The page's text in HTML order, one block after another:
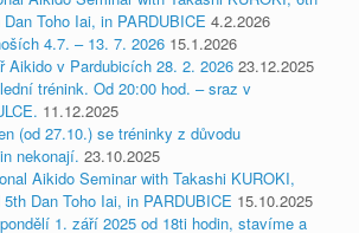
Toho Iai, in PARDUBICE 4.2.2026
4.7. – 13. 7. 2026 15.1.2026
Aikido v Pardubicích 28. 2. 2026 23.12.2025
trénink. Od 20:00 hod. – sraz v
11.12.2025
(od 27.10.) se tréninky z důvodu
nekonají. 23.10.2025
Aikido Seminar with Takashi KUROKI,
Dan Toho Iai, in PARDUBICE 15.10.2025
1. září 2025 od 18ti hodin, stavíme a